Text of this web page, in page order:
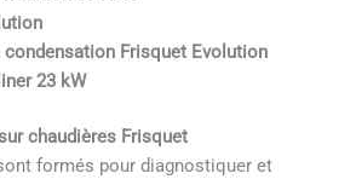
condensation Frisquet Evolution
23 kW
chaudières Frisquet
formés pour diagnostiquer et